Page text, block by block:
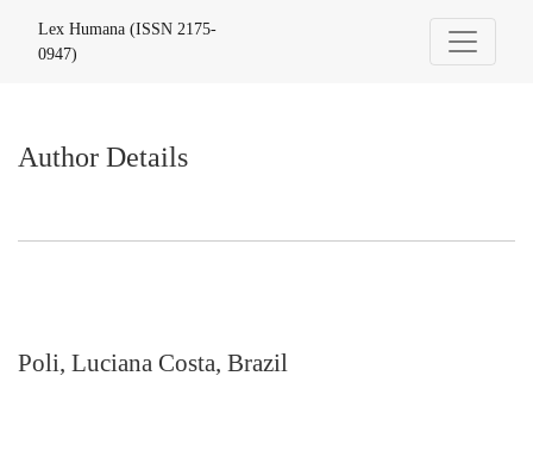
Lex Humana (ISSN 2175-
0947)
Author Details
Poli, Luciana Costa, Brazil